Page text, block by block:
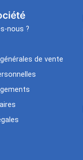
nous ?
de vente